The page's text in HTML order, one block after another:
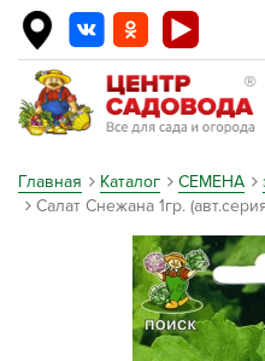
Главная Каталог СЕМЕНА
Салат Снежана 1гр.